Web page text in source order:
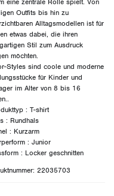
Outfits bis hin zu
Alltagsmodellen ist für
etwas dabei, die ihren
Stil zum Ausdruck
möchten.
Styles sind coole und moderne
für Kinder und
im Alter von 8 bis 16
: T-shirt
: Rundhals
: Kurzarm
: Junior
- Passform : Locker geschnitten
22035703